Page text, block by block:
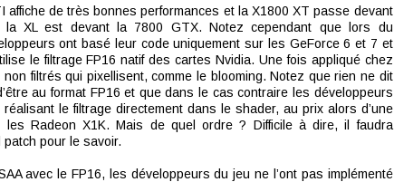
affiche de très bonnes performances et la X1800 XT passe devant
XL est devant la 7800 GTX. Notez cependant que lors du
ont basé leur code uniquement sur les GeForce 6 et 7 et
le filtrage FP16 natif des cartes Nvidia. Une fois appliqué chez
filtrés qui pixellisent, comme le blooming. Notez que rien ne dit
au format FP16 et que dans le cas contraire les développeurs
le filtrage directement dans le shader, au prix alors d’une
les Radeon X1K. Mais de quel ordre ? Difficile à dire, il faudra
patch pour le savoir.
avec le FP16, les développeurs du jeu ne l’ont pas implémenté